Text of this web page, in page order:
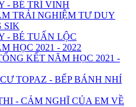
- BÉ TRÍ VINH
TRẢI NGHIỆM TƯ DUY
SIK
- BÉ TUẤN LỘC
HỌC 2021 - 2022
KẾT NĂM HỌC 2021 -
TOPAZ - BẾP BÁNH NHÍ
- CẢM NGHĨ CỦA EM VỀ